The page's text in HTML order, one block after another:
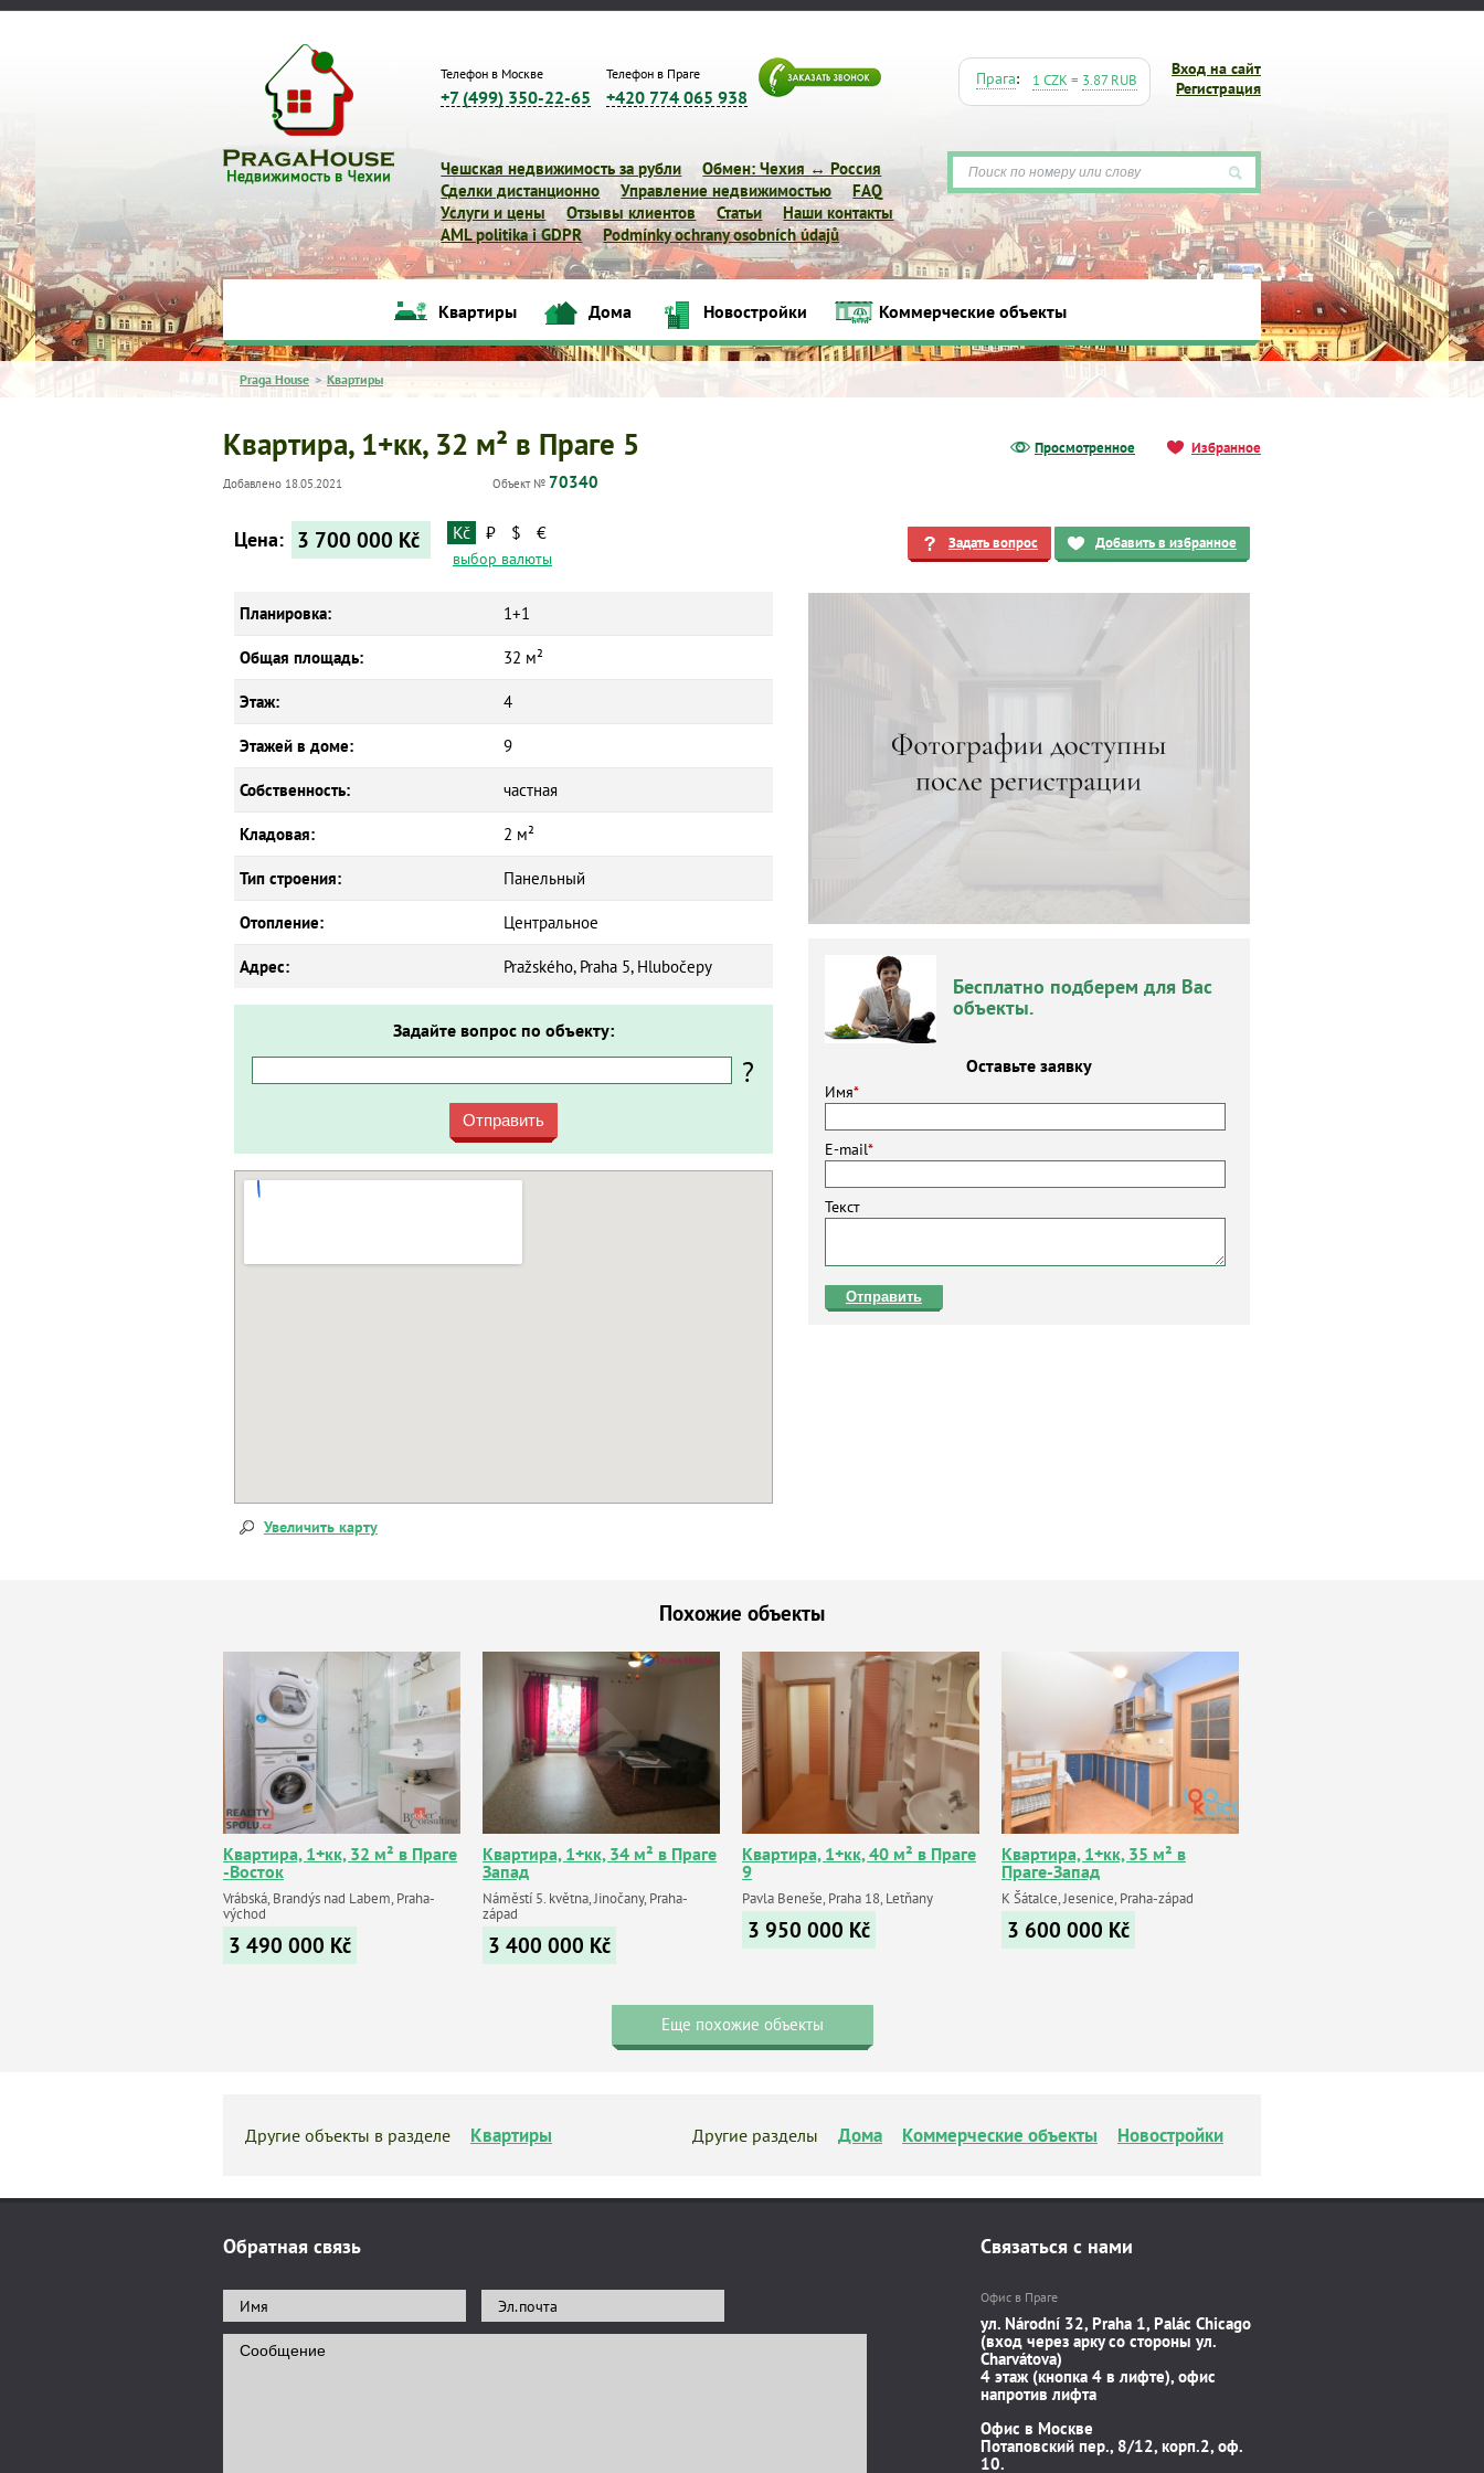
Телефон в Москве
+7 (499) 350-22-65
Телефон в Праге
+420 774 065 938
Вход на сайт
Регистрация
Прага: 1 CZK= 3.87 RUB
Чешская недвижимость за рубли
Обмен: Чехия ↔ Россия
Сделки дистанционно
Управление недвижимостью
FAQ
Услуги и цены
Отзывы клиентов Статьи
Наши контакты
AML politika i GDPR
Podmínky ochrany osobních údajů
Квартиры Коммерческие объекты
Квартиры Дома Новостройки Коммерческие объекты
Praga House > Квартиры
Просмотренное Избранное
Квартира, 1+кк, 32 м² в Праге 5
Добавлено 18.05.2021 Объект № 70340
Задать вопрос Добавить в избранное
Бесплатно подберем для Вас
объекты.
Оставьте заявку
Имя*
E-mail*
Текст
Отправить
Цена: 3 700 000 Kč Kč ₽ $ €
выбор валюты
Планировка: 1+1
Общая площадь: 32 м²
Этаж: 4
Этажей в доме: 9
Собственность: частная
Кладовая: 2 м²
Тип строения: Панельный
Отопление: Центральное
Адрес: Pražského, Praha 5, Hlubočepy
Задайте вопрос по объекту:
?
Отправить
Увеличить карту
Похожие объекты
Квартира, 1+кк, 32 м² в Праге
-Восток
Vrábská, Brandýs nad Labem, Praha-
východ
3 490 000 Kč
Квартира, 1+кк, 34 м² в Праге
Запад
Náměstí 5. května, Jinočany, Praha-
západ
3 400 000 Kč
Квартира, 1+кк, 40 м² в Праге
9
Pavla Beneše, Praha 18, Letňany
3 950 000 Kč
Квартира, 1+кк, 35 м² в
Праге-Запад
K Šátalce, Jesenice, Praha-západ
3 600 000 Kč
Еще похожие объекты
Другие объекты в разделе Квартиры Другие разделы Дома Коммерческие объекты Новостройки
Обратная связь Связаться с нами
Офис в Праге
ул. Národní 32, Praha 1, Palác Chicago
(вход через арку со стороны ул.
Charvátova)
4 этаж (кнопка 4 в лифте), офис
напротив лифта
Офис в Москве
Потаповский пер., 8/12, корп.2, оф.
10.